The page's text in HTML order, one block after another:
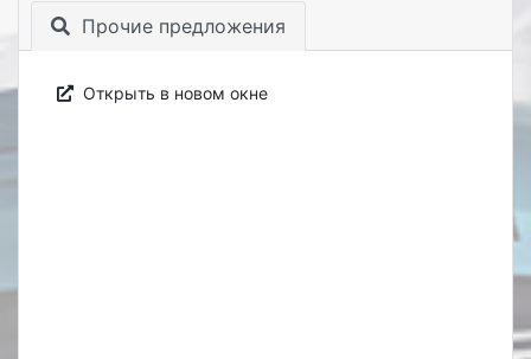
Прочие предложения
Открыть в новом окне